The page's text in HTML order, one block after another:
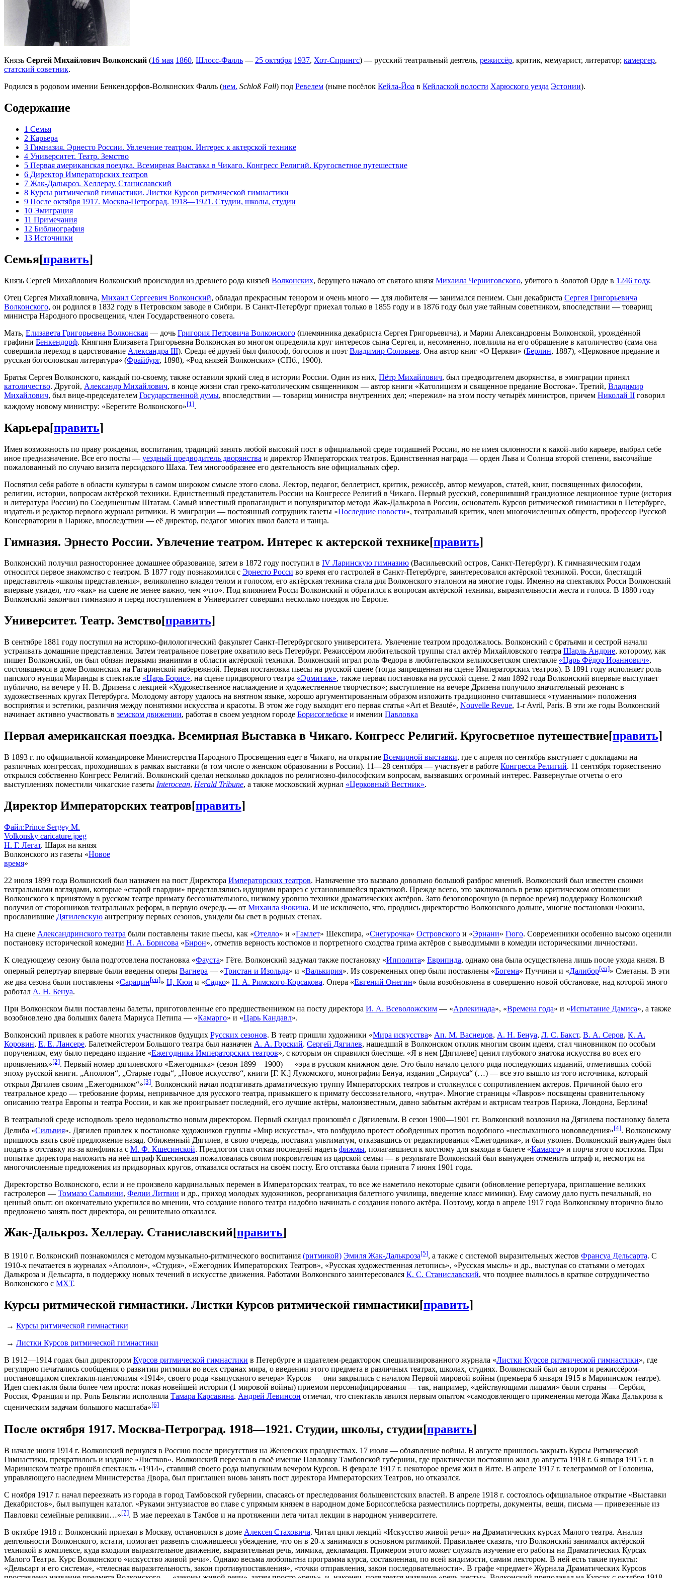
Князь Сергей Михайлович Волконский (16 мая 1860, Шлосс-Фалль — 25 октября 1937, Хот-Спрингс) — русский театральный деятель, режиссёр, критик, мемуарист, литератор; камергер,
статский советник.
Родился в родовом имении Бенкендорфов-Волконских Фалль (нем. Schloß Fall) под Ревелем (ныне посёлок Кейла-Йоа в Кейлаской волости Харюского уезда Эстонии).
Содержание
1 Семья
2 Карьера
3 Гимназия. Эрнесто России. Увлечение театром. Интерес к актерской технике
4 Университет. Театр. Земство
5 Первая американская поездка. Всемирная Выставка в Чикаго. Конгресс Религий. Кругосветное путешествие
6 Директор Императорских театров
7 Жак-Далькроз. Хеллерау. Станиславский
8 Курсы ритмической гимнастики. Листки Курсов ритмической гимнастики
9 После октября 1917. Москва-Петроград. 1918—1921. Студии, школы, студии
10 Эмиграция
11 Примечания
12 Библиография
13 Источники
Семья[править]
Князь Сергей Михайлович Волконский происходил из древнего рода князей Волконских, берущего начало от святого князя Михаила Черниговского, убитого в Золотой Орде в 1246 году.
Отец Сергея Михайловича, Михаил Сергеевич Волконский, обладал прекрасным тенором и очень много — для любителя — занимался пением. Сын декабриста Сергея Григорьевича
Волконского, он родился в 1832 году в Петровском заводе в Сибири. В Санкт-Петербург приехал только в 1855 году и в 1876 году был уже тайным советником, впоследствии — товарищ
министра Народного просвещения, член Государственного совета.
Мать, Елизавета Григорьевна Волконская — дочь Григория Петровича Волконского (племянника декабриста Сергея Григорьевича), и Марии Александровны Волконской, урождённой
графини Бенкендорф. Княгиня Елизавета Григорьевна Волконская во многом определила круг интересов сына Сергея, и, несомненно, повлияла на его обращение в католичество (сама она
совершила переход в царствование Александра III). Среди её друзей был философ, богослов и поэт Владимир Соловьев. Она автор книг «О Церкви» (Берлин, 1887), «Церковное предание и
русская богословская литература» (Фрайбург, 1898), «Род князей Волконских» (СПб., 1900).
Братья Сергея Волконского, каждый по-своему, также оставили яркий след в истории России. Один из них, Пётр Михайлович, был предводителем дворянства, в эмиграции принял
католичество. Другой, Александр Михайлович, в конце жизни стал греко-католическим священником — автор книги «Католицизм и священное предание Востока». Третий, Владимир
Михайлович, был вице-председателем Государственной думы, впоследствии — товарищ министра внутренних дел; «пережил» на этом посту четырёх министров, причем Николай II говорил
каждому новому министру: «Берегите Волконского»[1].
Карьера[править]
Имея возможность по праву рождения, воспитания, традиций занять любой высокий пост в официальной среде тогдашней России, но не имея склонности к какой-либо карьере, выбрал себе
иное предназначение. Все его посты — уездный предводитель дворянства и директор Императорских театров. Единственная награда — орден Льва и Солнца второй степени, высочайше
пожалованный по случаю визита персидского Шаха. Тем многообразнее его деятельность вне официальных сфер.
Посвятил себя работе в области культуры в самом широком смысле этого слова. Лектор, педагог, беллетрист, критик, режиссёр, автор мемуаров, статей, книг, посвященных философии,
религии, истории, вопросам актёрской техники. Единственный представитель России на Конгрессе Религий в Чикаго. Первый русский, совершивший грандиозное лекционное турне (история
и литература России) по Соединенным Штатам. Самый известный пропагандист и популяризатор метода Жак-Далькроза в России, основатель Курсов ритмической гимнастики в Петербурге,
издатель и редактор первого журнала ритмики. В эмиграции — постоянный сотрудник газеты «Последние новости», театральный критик, член многочисленных обществ, профессор Русской
Консерватории в Париже, впоследствии — её директор, педагог многих школ балета и танца.
Гимназия. Эрнесто России. Увлечение театром. Интерес к актерской технике[править]
Волконский получил разностороннее домашнее образование, затем в 1872 году поступил в IV Ларинскую гимназию (Васильевский остров, Санкт-Петербург). К гимназическим годам
относится первое знакомство с театром. В 1877 году познакомился с Эрнесто Росси во время его гастролей в Санкт-Петербурге, заинтересовался актёрской техникой. Росси, блестящий
представитель «школы представления», великолепно владел телом и голосом, его актёрская техника стала для Волконского эталоном на многие годы. Именно на спектаклях Росси Волконский
впервые увидел, что «как» на сцене не менее важно, чем «что». Под влиянием Росси Волконский и обратился к вопросам актёрской техники, выразительности жеста и голоса. В 1880 году
Волконский закончил гимназию и перед поступлением в Университет совершил несколько поездок по Европе.
Университет. Театр. Земство[править]
В сентябре 1881 году поступил на историко-филологический факультет Санкт-Петербургского университета. Увлечение театром продолжалось. Волконский с братьями и сестрой начали
устраивать домашние представления. Затем театральное поветрие охватило весь Петербург. Режиссёром любительской труппы стал актёр Михайловского театра Шарль Андрие, которому, как
пишет Волконский, он был обязан первыми знаниями в области актёрской техники. Волконский играл роль Федора в любительском великосветском спектакле «Царь Фёдор Иоаннович»,
состоявшемся в доме Волконских на Гагаринской набережной. Первая постановка пьесы на русской сцене (тогда запрещенная на сцене Императорских театров). В 1891 году исполняет роль
папского нунция Миранды в спектакле «Царь Борис», на сцене придворного театра «Эрмитаж», также первая постановка на русской сцене. 2 мая 1892 года Волконский впервые выступает
публично, на вечере у Н. В. Дризена с лекцией «Художественное наслаждение и художественное творчество»; выступление на вечере Дризена получило значительный резонанс в
художественных кругах Петербурга. Молодому автору удалось на внятном языке, хорошо аргументированным образом изложить традиционно считавшиеся «туманными» положения
восприятия и эстетики, различия между понятиями искусства и красоты. В этом же году выходит его первая статья «Art et Beauté», Nouvelle Revue, 1-r Avril, Paris. В эти же годы Волконский
начинает активно участвовать в земском движении, работая в своем уездном городе Борисоглебске и имении Павловка
Первая американская поездка. Всемирная Выставка в Чикаго. Конгресс Религий. Кругосветное путешествие[править]
В 1893 г. по официальной командировке Министерства Народного Просвещения едет в Чикаго, на открытие Всемирной выставки, где с апреля по сентябрь выступает с докладами на
различных конгрессах, проходивших в рамках выставки (в том числе о женском образовании в России). 11—28 сентября — участвует в работе Конгресса Религий. 11 сентября торжественно
открылся собственно Конгресс Религий. Волконский сделал несколько докладов по религиозно-философским вопросам, вызвавших огромный интерес. Развернутые отчеты о его
выступлениях поместили чикагские газеты Interocean, Herald Tribune, а также московский журнал «Церковный Вестник».
Директор Императорских театров[править]
Файл:Prince Sergey M.
Volkonsky caricature.jpeg
Н. Г. Легат. Шарж на князя
Волконского из газеты «Новое
время»
22 июля 1899 года Волконский был назначен на пост Директора Императорских театров. Назначение это вызвало довольно большой разброс мнений. Волконский был известен своими
театральными взглядами, которые «старой гвардии» представлялись идущими вразрез с установившейся практикой. Прежде всего, это заключалось в резко критическом отношении
Волконского к принятому в русском театре примату бессознательного, низкому уровню техники драматических актёров. Зато безоговорочную (в первое время) поддержку Волконский
получил от сторонников театральных реформ, в первую очередь — от Михаила Фокина. И не исключено, что, продлись директорство Волконского дольше, многие постановки Фокина,
прославившие Дягилевскую антрепризу первых сезонов, увидели бы свет в родных стенах.
На сцене Александринского театра были поставлены такие пьесы, как «Отелло» и «Гамлет» Шекспира, «Снегурочка» Островского и «Эрнани» Гюго. Современники особенно высоко оценили
постановку исторической комедии Н. А. Борисова «Бирон», отметив верность костюмов и портретного сходства грима актёров с выводимыми в комедии историческими личностями.
К следующему сезону была подготовлена постановка «Фауста» Гёте. Волконский задумал также постановку «Ипполита» Еврипида, однако она была осуществлена лишь после ухода князя. В
оперный репертуар впервые были введены оперы Вагнера — «Тристан и Изольда» и «Валькирия». Из современных опер были поставлены «Богема» Пуччини и «Далибор[en]» Сметаны. В эти
же два сезона были поставлены «Сарацин[en]» Ц. Кюи и «Садко» Н. А. Римского-Корсакова. Опера «Евгений Онегин» была возобновлена в совершенно новой обстановке, над которой много
работал А. Н. Бенуа.
При Волконском были поставлены балеты, приготовленные его предшественником на посту директора И. А. Всеволожским — «Арлекинада», «Времена года» и «Испытание Дамиса», а также
возобновлено два больших балета Мариуса Петипа — «Камарго» и «Царь Кандавл».
Волконский привлек к работе многих участников будущих Русских сезонов. В театр пришли художники «Мира искусства» Ап. М. Васнецов, А. Н. Бенуа, Л. С. Бакст, В. А. Серов, К. А.
Коровин, Е. Е. Лансере. Балетмейстером Большого театра был назначен А. А. Горский. Сергей Дягилев, нашедший в Волконском отклик многим своим идеям, стал чиновником по особым
поручениям, ему было передано издание «Ежегодника Императорских театров», с которым он справился блестяще. «Я в нем [Дягилеве] ценил глубокого знатока искусства во всех его
проявлениях»[2]. Первый номер дягилевского «Ежегодника» (сезон 1899—1900) — «эра в русском книжном деле. Это было начало целого ряда последующих изданий, отметивших собой
эпоху русской книги. „Аполлон“, „Старые годы“, „Новое искусство“, книги [Г. К.] Лукомского, монографии Бенуа, издания „Сириуса“ (…) — все это вышло из того источника, который
открыл Дягилев своим „Ежегодником“»[3]. Волконский начал подтягивать драматическую труппу Императорских театров и столкнулся с сопротивлением актеров. Причиной было его
театральное кредо — требование формы, непривычное для русского театра, привыкшего к примату бессознательного, «нутра». Многие страницы «Лавров» посвящены сравнительному
описанию театра Европы и театра России, и как же проигрывает последний, его лучшие актёры, малоизвестным, давно забытым актёрам и актрисам театров Парижа, Лондона, Берлина!
В театральной среде исподволь зрело недовольство новым директором. Первый скандал произошёл с Дягилевым. В сезон 1900—1901 гг. Волконский возложил на Дягилева постановку балета
Делиба «Сильвия». Дягилев привлек к постановке художников группы «Мир искусства», что возбудило протест обойденных против подобного «неслыханного нововведения»[4]. Волконскому
пришлось взять своё предложение назад. Обиженный Дягилев, в свою очередь, поставил ультиматум, отказавшись от редактирования «Ежегодника», и был уволен. Волконский вынужден был
подать в отставку из-за конфликта с М. Ф. Кшесинской. Предлогом стал отказ последней надеть фижмы, полагавшиеся к костюму для выхода в балете «Камарго» и порча этого костюма. При
попытке директора наложить на неё штраф Кшесинская пожаловалась своим покровителям из царской семьи — в результате Волконский был вынужден отменить штраф и, несмотря на
многочисленные предложения из придворных кругов, отказался остаться на своём посту. Его отставка была принята 7 июня 1901 года.
Директорство Волконского, если и не произвело кардинальных перемен в Императорских театрах, то все же наметило некоторые сдвиги (обновление репертуара, приглашение великих
гастролеров — Томмазо Сальвини, Фелии Литвин и др., приход молодых художников, реорганизация балетного училища, введение класс мимики). Ему самому дало пусть печальный, но
ценный опыт: он окончательно укрепился во мнении, что создание нового театра надобно начинать с создания нового актёра. Поэтому, когда в апреле 1917 года Волконскому вторично было
предложено занять пост директора, он решительно отказался.
Жак-Далькроз. Хеллерау. Станиславский[править]
В 1910 г. Волконский познакомился с методом музыкально-ритмического воспитания (ритмикой) Эмиля Жак-Далькроза[5], а также с системой выразительных жестов Франсуа Дельсарта. С
1910-х печатается в журналах «Аполлон», «Студия», «Ежегодник Императорских Театров», «Русская художественная летопись», «Русская мысль» и др., выступая со статьями о методах
Далькроза и Дельсарта, в поддержку новых течений в искусстве движения. Работами Волконского заинтересовался К. С. Станиславский, что позднее вылилось в краткое сотрудничество
Волконского с МХТ.
Курсы ритмической гимнастики. Листки Курсов ритмической гимнастики[править]
→ Курсы ритмической гимнастики
→ Листки Курсов ритмической гимнастики
В 1912—1914 годах был директором Курсов ритмической гимнастики в Петербурге и издателем-редактором специализированного журнала «Листки Курсов ритмической гимнастики», где
регулярно печатались сообщения о развитии ритмики во всех странах мира, о введении этого предмета в различных театрах, школах, студиях. Волконский был автором и режиссёром-
постановщиком спектакля-пантомимы «1914», своего рода «выпускного вечера» Курсов — они закрылись с началом Первой мировой войны (премьера 6 января 1915 в Мариинском театре).
Идея спектакля была более чем проста: показ новейшей истории (1 мировой войны) приемом персонифицирования — так, например, «действующими лицами» были страны — Сербия,
Россия, Франция и пр. Роль Бельгии исполняла Тамара Карсавина. Андрей Левинсон отмечал, что спектакль явился первым опытом «самодовлеющего применения метода Жака Далькроза к
сценическим задачам большого масштаба»[6]
После октября 1917. Москва-Петроград. 1918—1921. Студии, школы, студии[править]
В начале июня 1914 г. Волконский вернулся в Россию после присутствия на Женевских празднествах. 17 июля — объявление войны. В августе пришлось закрыть Курсы Ритмической
Гимнастики, прекратилось и издание «Листков». Волконский переехал в своё имение Павловку Тамбовской губернии, где практически постоянно жил до августа 1918 г. 6 января 1915 г. в
Мариинском театре прошёл спектакль «1914», ставший своего рода выпускным вечером Курсов. В феврале 1917 г. некоторое время жил в Ялте. В апреле 1917 г. телеграммой от Головина,
управляющего наследием Министерства Двора, был приглашен вновь занять пост директора Императорских Театров, но отказался.
С ноября 1917 г. начал переезжать из города в город Тамбовской губернии, спасаясь от преследования большевистских властей. В апреле 1918 г. состоялось официальное открытие «Выставки
Декабристов», был выпущен каталог. «Руками энтузиастов во главе с упрямым князем в народном доме Борисоглебска разместились портреты, документы, вещи, письма — привезенные из
Павловки семейные реликвии…»[7]. В мае переехал в Тамбов и на протяжении лета читал лекции в народном университете.
В октябре 1918 г. Волконский приехал в Москву, остановился в доме Алексея Стаховича. Читал цикл лекций «Искусство живой речи» на Драматических курсах Малого театра. Анализ
деятельности Волконского, кстати, помогает развеять сложившееся убеждение, что он в 20-х занимался в основном ритмикой. Правильнее сказать, что Волконский занимался актёрской
техникой в комплексе, куда входили выразительное движение, выразительная речь, мимика, декламация. Примером этого может служить изучение его работы на Драматических Курсах
Малого Театра. Курс Волконского «искусство живой речи». Однако весьма любопытна программа курса, составленная, по всей видимости, самим лектором. В ней есть такие пункты:
«Дельсарт и его система», «телесная выразительность, закон противупоставления», «точки отправления, закон последовательности». В графе «предмет» Журнала Драматических Курсов